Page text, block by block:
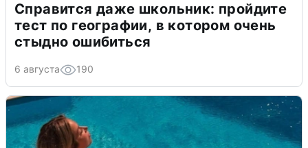
Справится даже школьник: пройдите
тест по географии, в котором очень
стыдно ошибиться
6 августа 190